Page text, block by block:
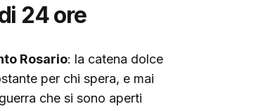
24 ore
Rosario: la catena dolce
per chi spera, e mai
che si sono aperti